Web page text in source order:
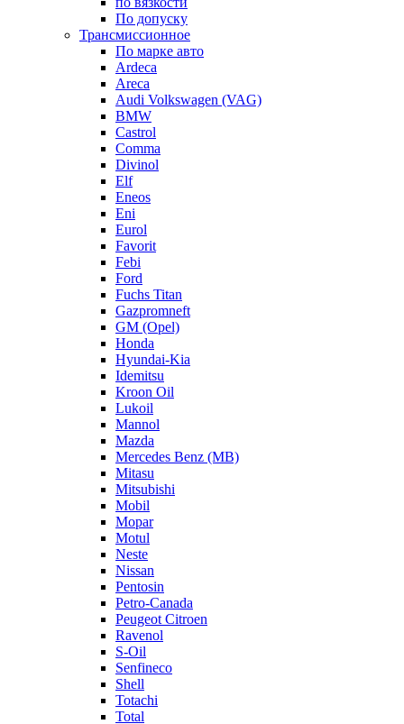
По допуску
Трансмиссионное
По марке авто
Ardeca
Areca
Audi Volkswagen (VAG)
BMW
Castrol
Comma
Divinol
Elf
Eneos
Eni
Eurol
Favorit
Febi
Ford
Fuchs Titan
Gazpromneft
GM (Opel)
Honda
Hyundai-Kia
Idemitsu
Kroon Oil
Lukoil
Mannol
Mazda
Mercedes Benz (MB)
Mitasu
Mitsubishi
Mobil
Mopar
Motul
Neste
Nissan
Pentosin
Petro-Canada
Peugeot Citroen
Ravenol
S-Oil
Senfineco
Shell
Totachi
Total